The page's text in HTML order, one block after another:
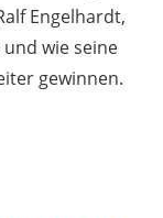
Engelhardt,
wie seine
gewinnen.